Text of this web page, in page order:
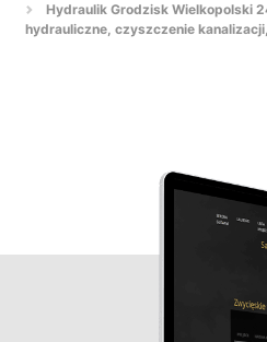
Hydraulik Grodzisk Wielkopolski
hydrauliczne, czyszczenie